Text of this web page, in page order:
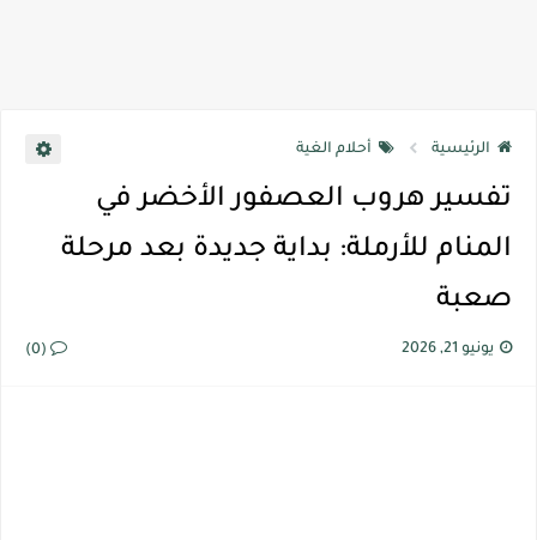
الرئيسية أحلام الغية
تفسير هروب العصفور الأخضر في
المنام للأرملة: بداية جديدة بعد مرحلة
صعبة
يونيو 21, 2026 (0)